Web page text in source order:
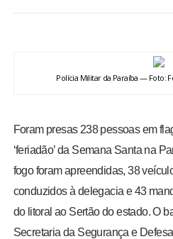
ENQUETE
TV LPB
FOTOS
Polícia Militar da Paraíba — Foto:
Foram presas 238 pessoas em
‘feriadão’ da Semana Santa na
fogo foram apreendidas, 38
conduzidos à delegacia e 43
do litoral ao Sertão do estado. O
Secretaria da Segurança e